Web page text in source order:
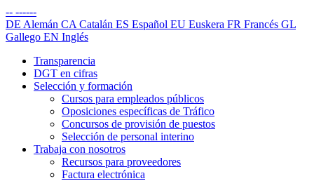
-- ------
DE Alemán CA Catalán ES Español EU Euskera FR Francés GL
Gallego EN Inglés
Transparencia
DGT en cifras
Selección y formación
Cursos para empleados públicos
Oposiciones específicas de Tráfico
Concursos de provisión de puestos
Selección de personal interino
Trabaja con nosotros
Recursos para proveedores
Factura electrónica